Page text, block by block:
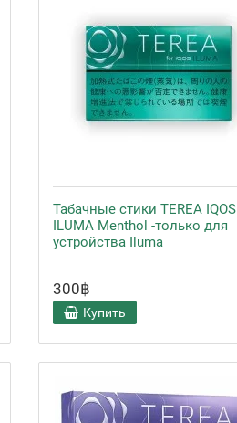
Табачные стики TEREA IQOS
ILUMA Menthol -только для
устройства Iluma
300฿
Купить